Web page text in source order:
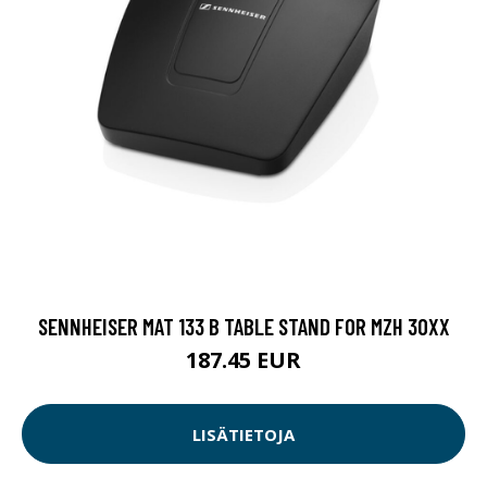
SENNHEISER MAT 133 B TABLE STAND FOR MZH 30XX
187.45 EUR
LISÄTIETOJA